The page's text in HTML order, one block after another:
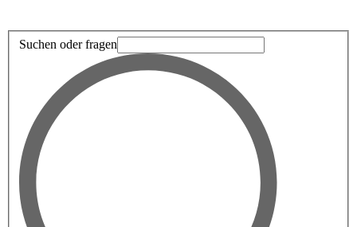
Suchen oder fragen